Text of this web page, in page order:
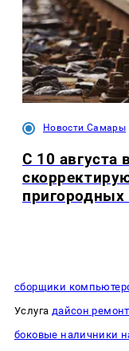
Новости Самары
С 10 августа
пригородных
сборщики
Услуга дайсон
боковые наличники